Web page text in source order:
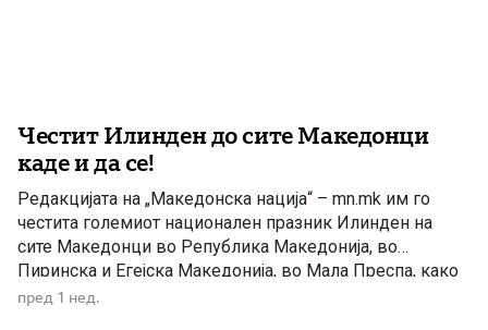
Честит Илинден до сите Македонци
каде и да се!
Редакцијата на „Македонска нација“ – mn.mk им го
честита големиот национален празник Илинден на
сите Македонци во Република Македонија, во
Пиринска и Егејска Македонија, во Мала Преспа, како
и на македонското иселеништво ширум светот.
пред 1 нед.